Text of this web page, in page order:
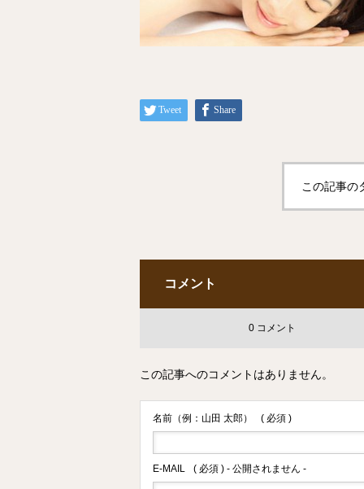
Tweet Share
この記事の
コメント
0 コメント
この記事へのコメントはありません。
名前（例：山田 太郎） ( 必須 )
E-MAIL ( 必須 ) - 公開されません -